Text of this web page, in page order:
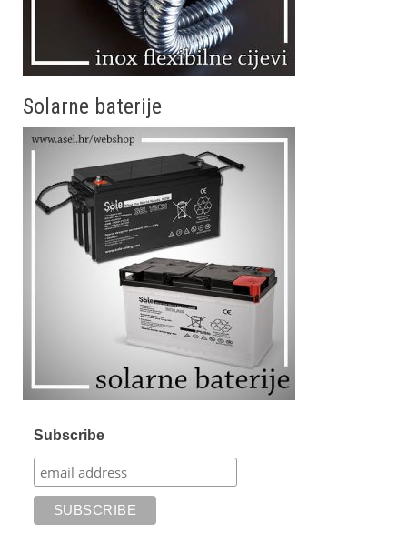
Solarne baterije
Subscribe